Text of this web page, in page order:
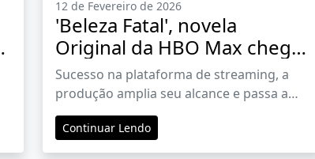
12 de Fevereiro de 2026
'Beleza Fatal', novela
Original da HBO Max chega
à TNT em março
Sucesso na plataforma de streaming, a
produção amplia seu alcance e passa a
integrar a programação do canal de TV
por assinatura
Continuar Lendo